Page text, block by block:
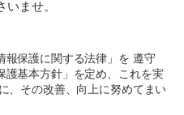
ませ。
報保護に関する法律」を 遵守
護基本方針」を定め、これを実
、その改善、向上に努めてまい